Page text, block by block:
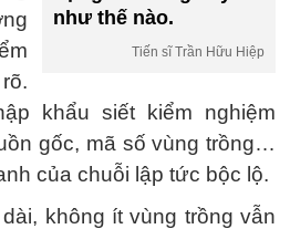
như thế nào.
Tiến sĩ Trần Hữu Hiệp
khẩu siết kiểm nghiệm
gốc, mã số vùng trồng…
của chuỗi lập tức bộc lộ.
không ít vùng trồng vẫn